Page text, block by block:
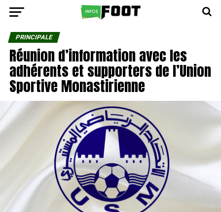
PRINCIPALE
Réunion d’information avec les
adhérents et supporters de l’Union
Sportive Monastirienne